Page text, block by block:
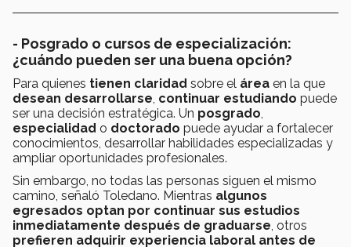
- Posgrado o cursos de especialización:
¿cuándo pueden ser una buena opción?
Para quienes tienen claridad sobre el área en la que
desean desarrollarse, continuar estudiando puede
ser una decisión estratégica. Un posgrado,
especialidad o doctorado puede ayudar a fortalecer
conocimientos, desarrollar habilidades especializadas y
ampliar oportunidades profesionales.
Sin embargo, no todas las personas siguen el mismo
camino, señaló Toledano. Mientras algunos
egresados optan por continuar sus estudios
inmediatamente después de graduarse, otros
prefieren adquirir experiencia laboral antes de